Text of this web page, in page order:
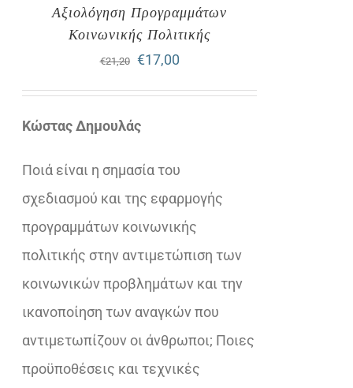
Αξιολόγηση Προγραμμάτων
Κοινωνικής Πολιτικής
€21,20
Original
price
€17,00Η
τρέχουσα
€17,00.
Κώστας Δημουλάς
Ποιά είναι η σημασία του
σχεδιασμού και της εφαρμογής
προγραμμάτων κοινωνικής
πολιτικής στην αντιμετώπιση των
κοινωνικών προβλημάτων και την
ικανοποίηση των αναγκών που
αντιμετωπίζουν οι άνθρωποι; Ποιες
προϋποθέσεις και τεχνικές